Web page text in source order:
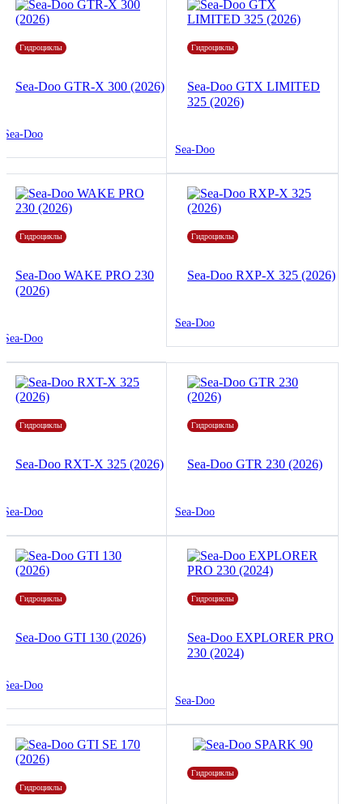
Гидроциклы
Sea-Doo GTR-X 300 (2026)
Sea-Doo
Гидроциклы
Sea-Doo GTX LIMITED
325 (2026)
Sea-Doo
Гидроциклы
Sea-Doo WAKE PRO 230
(2026)
Sea-Doo
Гидроциклы
Sea-Doo RXP-X 325 (2026)
Sea-Doo
Гидроциклы
Sea-Doo RXT-X 325 (2026)
Sea-Doo
Гидроциклы
Sea-Doo GTR 230 (2026)
Sea-Doo
Гидроциклы
Sea-Doo GTI 130 (2026)
Sea-Doo
Гидроциклы
Sea-Doo EXPLORER PRO
230 (2024)
Sea-Doo
Гидроциклы
Гидроциклы